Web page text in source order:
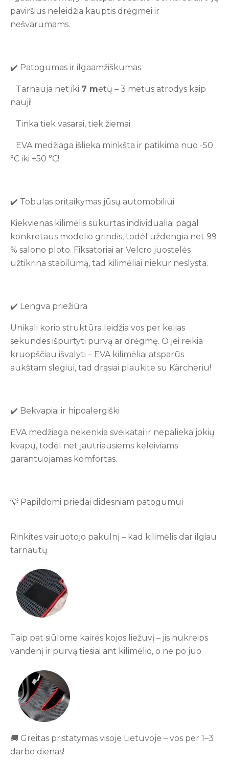
paviršius neleidžia kauptis drėgmei ir
nešvarumams.
✔️ Patogumas ir ilgaamžiškumas
· Tarnauja net iki 7 metų – 3 metus atrodys kaip
nauji!
· Tinka tiek vasarai, tiek žiemai.
· EVA medžiaga išlieka minkšta ir patikima nuo -50
°C iki +50 °C!
✔️ Tobulas pritaikymas jūsų automobiliui
Kiekvienas kilimėlis sukurtas individualiai pagal
konkretaus modelio grindis, todėl uždengia net 99
% salono ploto. Fiksatoriai ar Velcro juostelės
užtikrina stabilumą, tad kilimėliai niekur neslysta.
✔️ Lengva priežiūra
Unikali korio struktūra leidžia vos per kelias
sekundes išpurtyti purvą ar drėgmę. O jei reikia
kruopščiau išvalyti – EVA kilimėliai atsparūs
aukštam slėgiui, tad drąsiai plaukite su Kärcheriu!
✔️ Bekvapiai ir hipoalergiški
EVA medžiaga nekenkia sveikatai ir nepalieka jokių
kvapų, todėl net jautriausiems keleiviams
garantuojamas komfortas.
💡 Papildomi priedai didesniam patogumui
Rinkitės vairuotojo pakulnį – kad kilimėlis dar ilgiau
tarnautų
Taip pat siūlome kairės kojos liežuvį – jis nukreips
vandenį ir purvą tiesiai ant kilimėlio, o ne po juo
🚚 Greitas pristatymas visoje Lietuvoje – vos per 1–3
darbo dienas!